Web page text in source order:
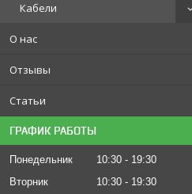
Кабели
О нас
Отзывы
Статьи
ГРАФИК РАБОТЫ
Понедельник 10:30
19:30
Вторник
10:30
19:30